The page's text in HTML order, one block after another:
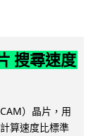
搜尋速度
）晶片，用
算速度比標準